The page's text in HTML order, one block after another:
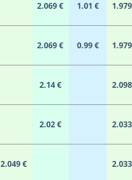
2.069 € 1.01 €
2.069 € 0.99 €
2.14 €
2.02 €
2.049 €